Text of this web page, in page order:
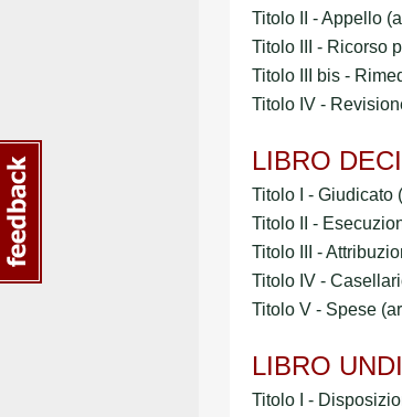
Titolo II - Appello
Titolo III - Ricorso
Titolo III bis -
Titolo IV -
LIBRO
Titolo I - Giudicato
Titolo II -
Titolo III -
Titolo IV -
Titolo V - Spese
LIBRO
Titolo I -